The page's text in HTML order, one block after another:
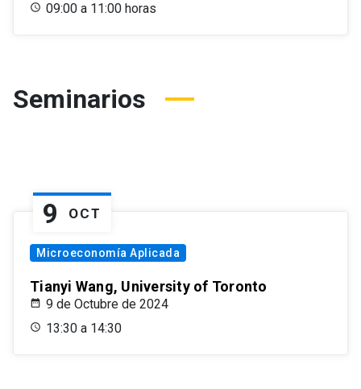
09:00 a 11:00 horas
Seminarios
9 OCT
Microeconomía Aplicada
Tianyi Wang, University of Toronto
9 de Octubre de 2024
13:30 a 14:30